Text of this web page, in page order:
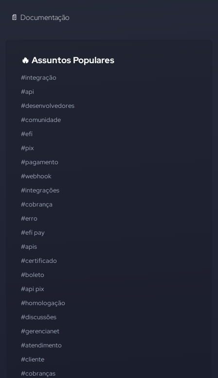
📄 Documentação
🔥 Assuntos Populares
#integração
#api
#desenvolvedores
#comunidade
#efí
#pix
#pagamento
#webhook
#integrações
#cobrança
#erro
#efí pay
#apis
#certificado
#boleto
#api pix
#homologação
#discussões
#gerencianet
#atendimento
#cliente
#cobranças